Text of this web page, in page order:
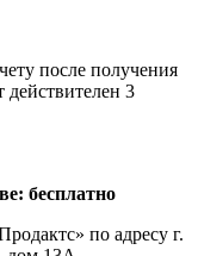
после получения
3
бесплатно
по адресу г.